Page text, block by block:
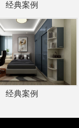
经典案例
经典案例